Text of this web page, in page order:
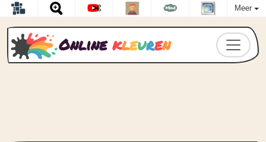
Meer
Online kleuren